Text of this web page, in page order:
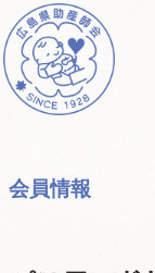
Skip
to
content
会員情報